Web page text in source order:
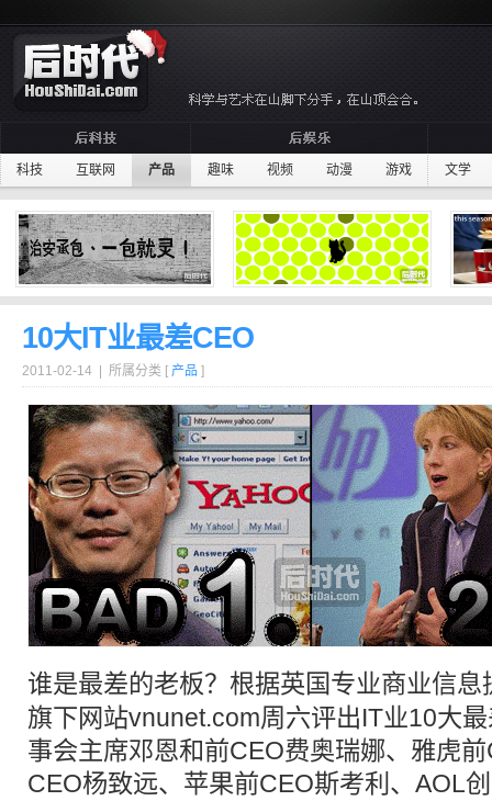
科技 互联网 产品 趣味 视频 动漫 游戏 文学
10大IT业最差CEO
2011-02-14 | 所属分类 [ 产品 ]
谁是最差的老板？根据英国专业商业信
旗下网站vnunet.com周六评出IT业10大
事会主席邓恩和前CEO费奥瑞娜、雅虎
CEO杨致远、苹果前CEO斯考利、AOL